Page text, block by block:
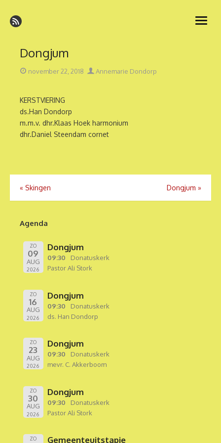
naar
de
open
Dongjum
Geplaatst
november 22, 2018 Auteur
Annemarie Dondorp
KERSTVIERING
ds.Han Dondorp
m.m.v. dhr.Klaas Hoek harmonium
dhr.Daniel Steendam cornet
Bericht
navigatie
« Skingen Dongjum »
Agenda
ZO
09
AUG
2026
Dongjum
09:30
Donatuskerk
Pastor Ali Stork
ZO
16
AUG
2026
Dongjum
09:30
Donatuskerk
ds. Han Dondorp
ZO
23
AUG
2026
Dongjum
09:30
Donatuskerk
mevr. C. Akkerboom
ZO
30
AUG
2026
Dongjum
09:30
Donatuskerk
Pastor Ali Stork
ZO Gemeenteuitstapje